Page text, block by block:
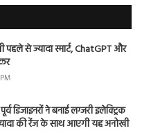
पहले से ज्यादा स्मार्ट, ChatGPT और
ने बनाई लग्जरी इलेक्ट्रिक
की रेंज के साथ आएगी यह अनोखी